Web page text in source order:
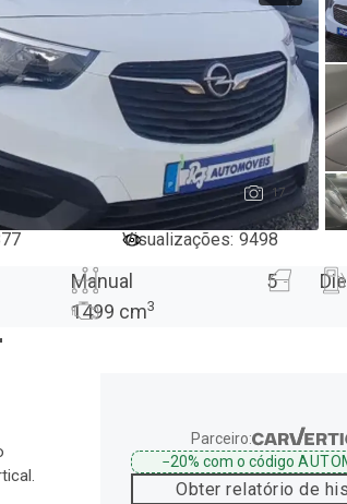
17
Visualizações: 9498
Manual 5
1499 cm3
Parceiro:
−20%com o código
Obter relatório de